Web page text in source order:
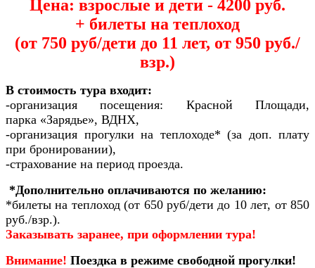
Цена: взрослые и дети - 4200 руб.
+ билеты на теплоход
(от 750 руб/дети до 11 лет, от 950 руб./
взр.)
В стоимость тура входит:
-организация посещения: Красной Площади,
парка «Зарядье», ВДНХ,
-организация прогулки на теплоходе* (за доп. плату
при бронировании),
-страхование на период проезда.
*Дополнительно оплачиваются по желанию:
*билеты на теплоход (от 650 руб/дети до 10 лет, от 850
руб./взр.).
Заказывать заранее, при оформлении тура!
Внимание! Поездка в режиме свободной прогулки!